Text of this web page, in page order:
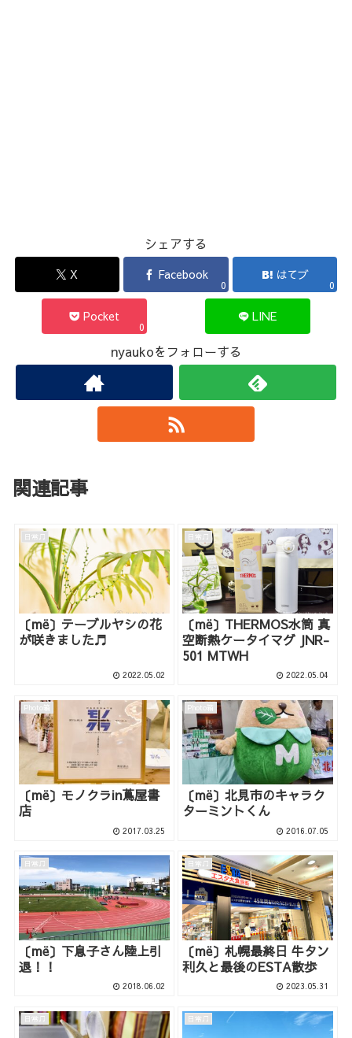
シェアする
X Facebook
0
はてブ
0
Pocket
0
LINE
nyaukoをフォローする
関連記事
日常♫
〔më〕テーブルヤシの花
が咲きました♬
2022.05.02
日常♫
〔më〕THERMOS水筒 真
空断熱ケータイマグ JNR-
501 MTWH
2022.05.04
Photo箱
〔më〕モノクラin蔦屋書
店
2017.03.25
Photo箱
〔më〕北見市のキャラク
ターミントくん
2016.07.05
日常♫
〔më〕下息子さん陸上引
退！！
2018.06.02
日常♫
〔më〕札幌最終日 牛タン
利久と最後のESTA散歩
2023.05.31
日常♫ 日常♫